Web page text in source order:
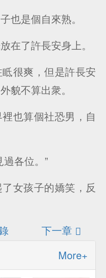
也是個自來熟。
在了許長安身上。
很爽，但是許長安
貌不算出衆。
也算個社恐男，自
各位。”
女孩子的嬌笑，反
下一章
More+